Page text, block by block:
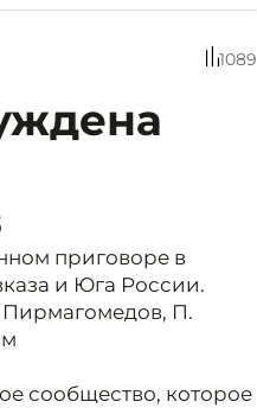
1089
приговоре в
и Юга России.
Пирмагомедов, П.
сообщество, которое